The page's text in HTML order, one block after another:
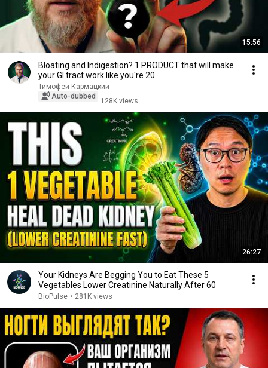
15:56
Bloating and Indigestion? 1 PRODUCT that will make
your GI tract work like you're 20
Тимофей Кармацкий
Auto-dubbed
128K views
26:27
Your Kidneys Are Begging You to Eat These 5
Vegetables Lower Creatinine Naturally After 60
BioPulse • 281K views